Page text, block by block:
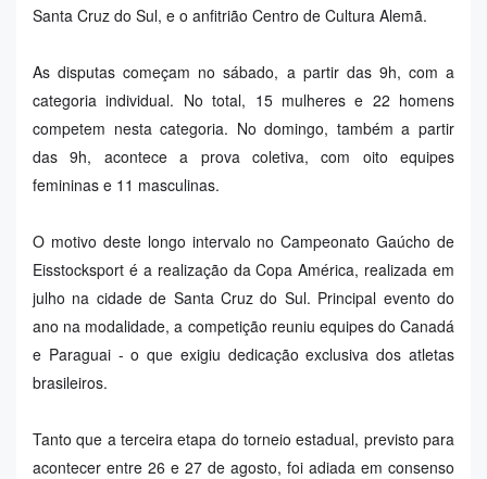
Santa Cruz do Sul, e o anfitrião Centro de Cultura Alemã.
As disputas começam no sábado, a partir das 9h, com a
categoria individual. No total, 15 mulheres e 22 homens
competem nesta categoria. No domingo, também a partir
das 9h, acontece a prova coletiva, com oito equipes
femininas e 11 masculinas.
O motivo deste longo intervalo no Campeonato Gaúcho de
Eisstocksport é a realização da Copa América, realizada em
julho na cidade de Santa Cruz do Sul. Principal evento do
ano na modalidade, a competição reuniu equipes do Canadá
e Paraguai - o que exigiu dedicação exclusiva dos atletas
brasileiros.
Tanto que a terceira etapa do torneio estadual, previsto para
acontecer entre 26 e 27 de agosto, foi adiada em consenso